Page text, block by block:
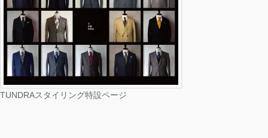
TUNDRAスタイリング特設ページ